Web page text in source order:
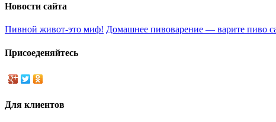
Новости сайта
Пивной живот-это миф! Домашнее пивоварение — варите пиво
Присоеденяйтесь
Для клиентов